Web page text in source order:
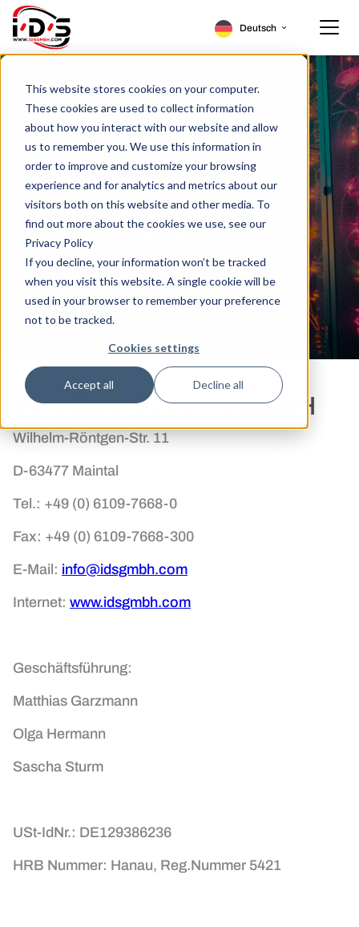
This website stores cookies on your computer.
These cookies are used to collect information
about how you interact with our website and allow
us to remember you. We use this information in
order to improve and customize your browsing
experience and for analytics and metrics about our
visitors both on this website and other media. To
find out more about the cookies we use, see our
Privacy Policy
If you decline, your information won’t be tracked
when you visit this website. A single cookie will be
used in your browser to remember your preference
not to be tracked.
Cookies settings
Accept all Decline all
Deutsch
English
Produkte
SFPs
Peplink
IT-Services
IT Wartung
IT Beratung
Managed Services
Know-how
Case Studies
News Blog
Downloads
Unternehmen
Über uns
Karriere
Kundenportal
Beratungsanfrage
Karriere
Impressum
Inter Data Systems GmbH
Wilhelm-Röntgen-Str. 11
D-63477 Maintal
Tel.: +49 (0) 6109-7668-0
Fax: +49 (0) 6109-7668-300
E-Mail: info@idsgmbh.com
Internet: www.idsgmbh.com
Geschäftsführung:
Matthias Garzmann
Olga Hermann
Sascha Sturm
USt-IdNr.: DE129386236
HRB Nummer: Hanau, Reg.Nummer 5421